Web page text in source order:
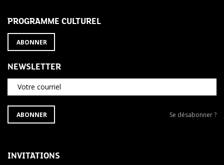
PROGRAMME CULTUREL
ABONNER
NEWSLETTER
Votre courriel
S'ABONNER
À
ABONNER
Se
Se désabonner ?
INVITATIONS